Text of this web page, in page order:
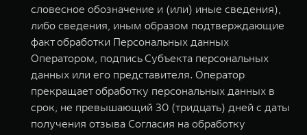
словесное обозначение и (или) иные сведения),
либо сведения, иным образом подтверждающие
факт обработки Персональных данных
Оператором, подпись Субъекта персональных
данных или его представителя. Оператор
прекращает обработку персональных данных в
срок, не превышающий 30 (тридцать) дней с даты
получения отзыва Согласия на обработку